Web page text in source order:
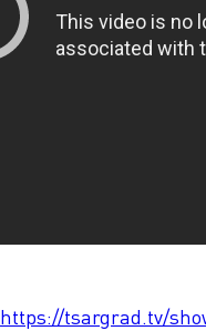
https://tsargrad.tv/